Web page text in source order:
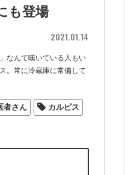
も登場
2021.01.14
なんて嘆いている人もい
。常に冷蔵庫に常備して
者さん カルピス